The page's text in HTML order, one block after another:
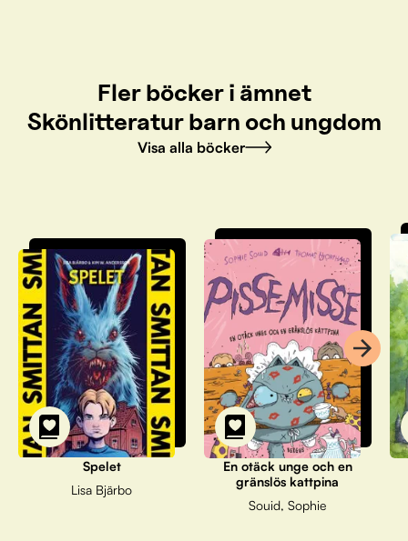
Fler böcker i ämnet
Skönlitteratur barn och ungdom
Visa alla böcker
Spelet
Lisa Bjärbo
En otäck unge och en
gränslös kattpina
Souid, Sophie